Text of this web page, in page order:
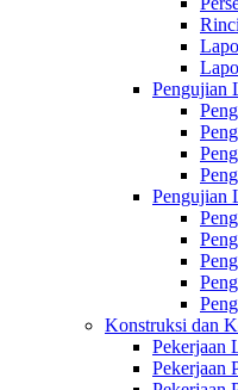
Pengujian
Pengujian
Konstruksi dan
Pekerjaan
Pekerjaan